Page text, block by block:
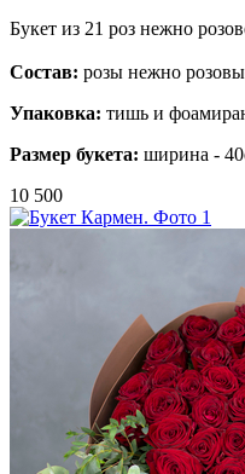
Букет из 21 роз нежно
Состав: розы нежно
Упаковка: тишь и
Размер букета: ширина -
10 500